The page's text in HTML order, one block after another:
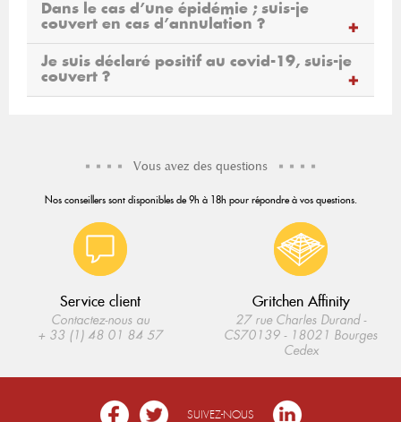
Dans le cas d’une épidémie ; suis-je
couvert en cas d’annulation ?
Je suis déclaré positif au covid-19, suis-je
couvert ?
Vous avez des questions
Nos conseillers sont disponibles de 9h à 18h pour répondre à vos questions.
Service client
Contactez-nous au
+ 33 (1) 48 01 84 57
Gritchen Affinity
27 rue Charles Durand -
CS70139 - 18021 Bourges
Cedex
SUIVEZ-NOUS